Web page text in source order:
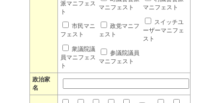
派マニフェス
ト
マニフェスト
マニフェスト
市民マニ
フェスト
政党マニフ
ェスト
スイッチユ
ーザーマニフェ
スト
衆議院議
員マニフェス
ト
参議院議員
マニフェスト
政治家
名